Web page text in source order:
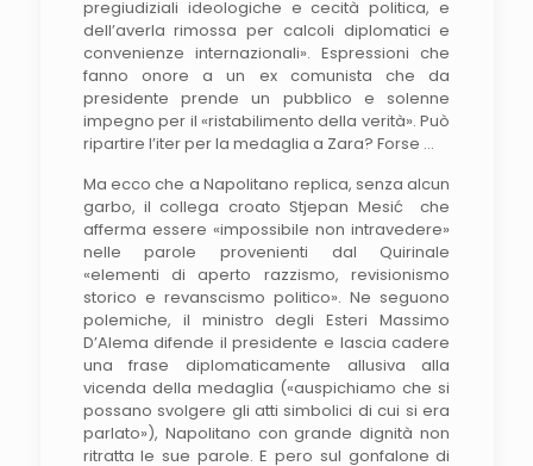
pregiudiziali ideologiche e cecità politica, e
dell’averla rimossa per calcoli diplomatici e
convenienze internazionali». Espressioni che
fanno onore a un ex comunista che da
presidente prende un pubblico e solenne
impegno per il «ristabilimento della verità». Può
ripartire l’iter per la medaglia a Zara? Forse …
Ma ecco che a Napolitano replica, senza alcun
garbo, il collega croato Stjepan Mesić che
afferma essere «impossibile non intravedere»
nelle parole provenienti dal Quirinale
«elementi di aperto razzismo, revisionismo
storico e revanscismo politico». Ne seguono
polemiche, il ministro degli Esteri Massimo
D’Alema difende il presidente e lascia cadere
una frase diplomaticamente allusiva alla
vicenda della medaglia («auspichiamo che si
possano svolgere gli atti simbolici di cui si era
parlato»), Napolitano con grande dignità non
ritratta le sue parole. E pero sul gonfalone di